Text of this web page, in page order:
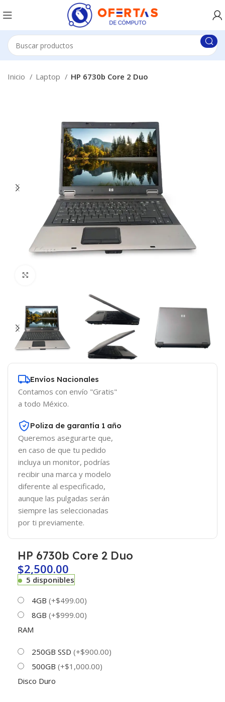
Inicio Laptop HP 6730b Core 2 Duo
Envíos Nacionales
Contamos con envío "Gratis"
a todo México.
Poliza de garantía 1 año
Queremos asegurarte que,
en caso de que tu pedido
incluya un monitor, podrías
recibir una marca y modelo
diferente al especificado,
aunque las pulgadas serán
siempre las seleccionadas
por ti previamente.
HP 6730b Core 2 Duo
$2,500.00
5 disponibles
4GB(+$499.00)
8GB(+$999.00)
RAM
250GB SSD(+$900.00)
500GB(+$1,000.00)
Disco Duro